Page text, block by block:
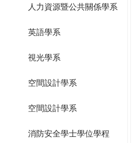
人力資源暨公共關係學系
英語學系
視光學系
空間設計學系
空間設計學系
消防安全學士學位學程